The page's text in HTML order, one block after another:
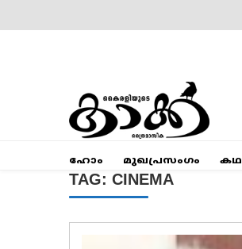
Mumbai Kaakka
ഹോം മുഖപ്രസംഗം കഥ
TAG: CINEMA